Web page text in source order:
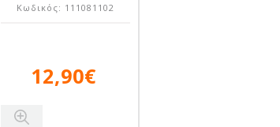
Κωδικός: 111081102
12,90€